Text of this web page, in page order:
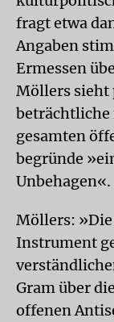
fragt etwa
Angaben
Ermessen
Möllers sieht
beträchtliche
gesamten
begründe
Unbehagen«.
Möllers:
Instrument
Gram über
offenen